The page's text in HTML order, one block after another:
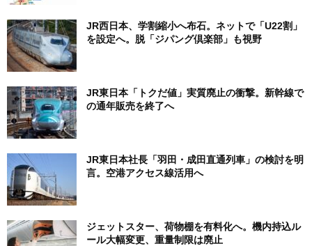
JR西日本、学割縮小へ布石。ネットで「U22割」
を設定へ。脱「ジパング倶楽部」も視野
JR東日本「トクだ値」実質廃止の衝撃。新幹線で
の通年販売を終了へ
JR東日本社長「羽田・成田直通列車」の検討を明
言。空港アクセス線活用へ
ジェットスター、荷物棚を有料化へ。機内持込ル
ール大幅変更、重量制限は廃止